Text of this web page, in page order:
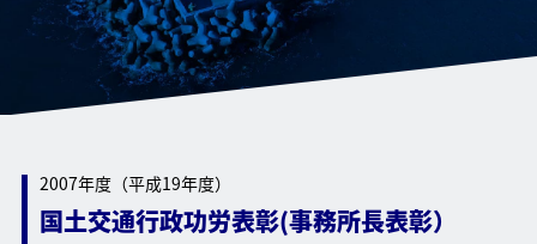
2007年度（平成19年度）
国土交通行政功労表彰(事務所長表彰）